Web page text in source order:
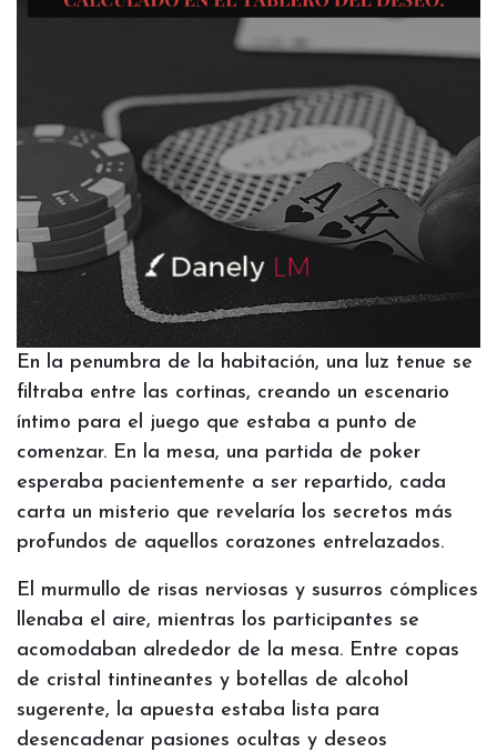
En la penumbra de la habitación, una luz tenue se
filtraba entre las cortinas, creando un escenario
íntimo para el juego que estaba a punto de
comenzar. En la mesa, una partida de poker
esperaba pacientemente a ser repartido, cada
carta un misterio que revelaría los secretos más
profundos de aquellos corazones entrelazados.
El murmullo de risas nerviosas y susurros cómplices
llenaba el aire, mientras los participantes se
acomodaban alrededor de la mesa. Entre copas
de cristal tintineantes y botellas de alcohol
sugerente, la apuesta estaba lista para
desencadenar pasiones ocultas y deseos